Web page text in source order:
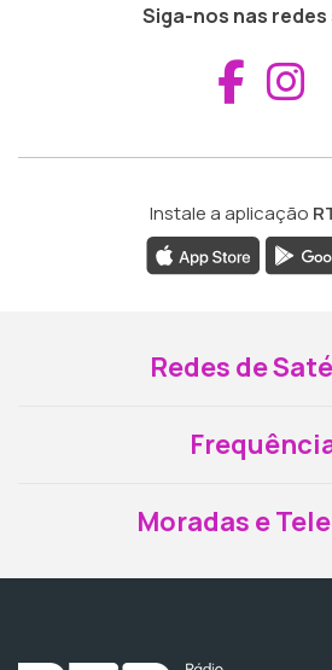
Siga-nos nas
Instale a aplicação
Redes de
Moradas e